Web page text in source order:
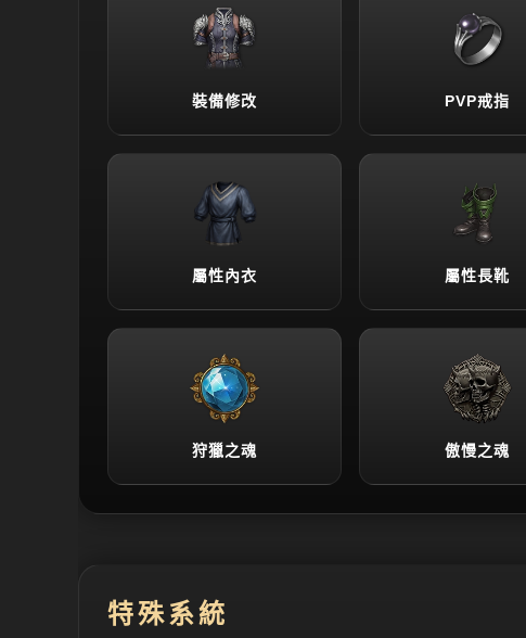
裝備修改 PVP戒指
屬性內衣 屬性長靴
狩獵之魂 傲慢之魂
特殊系統